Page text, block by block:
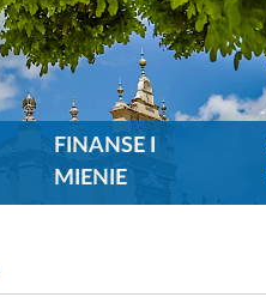
FINANSE I
MIENIE